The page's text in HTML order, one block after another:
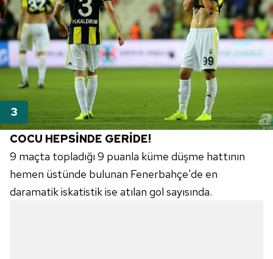
COCU HEPSİNDE GERİDE!
9 maçta topladığı 9 puanla küme düşme hattının
hemen üstünde bulunan Fenerbahçe'de en
daramatik iskatistik ise atılan gol sayısında.